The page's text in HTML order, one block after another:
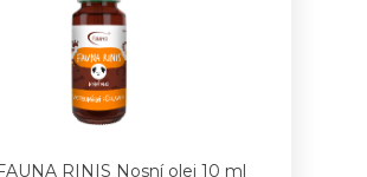
RINIS Nosní olej 10 ml